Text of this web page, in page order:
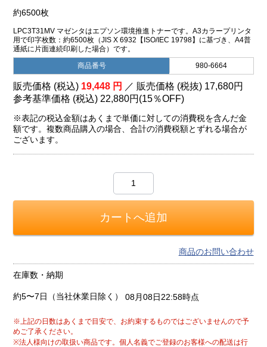
約6500枚
LPC3T31MV マゼンタはエプソン環境推進トナーです。A3カラープリンタ
用で印字枚数：約6500枚（JIS X 6932【ISO/IEC 19798】に基づき、A4普
通紙に片面連続印刷した場合）です。
商品番号 980-6664
販売価格 (税込) 19,448 円 ／ 販売価格 (税抜) 17,680円
参考基準価格 (税込) 22,880円 (15％OFF)
※表記の税込金額はあくまで単価に対しての消費税を含んだ金
額です。複数商品購入の場合、合計の消費税額とずれる場合が
ございます。
商品のお問い合わせ
在庫数・納期
約5〜7日（当社休業日除く） 08月08日22:58時点
※上記の日数はあくまで目安で、お約束するものではございませんので予
めご了承ください。
※法人様向けの取扱い商品です。個人名義でご登録のお客様への配送は行